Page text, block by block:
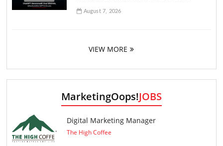
August 7, 2026
VIEW MORE
MarketingOops!JOBS
Digital Marketing Manager
The High Coffee